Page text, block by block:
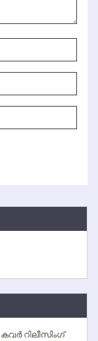
റിലീസിംഗ്